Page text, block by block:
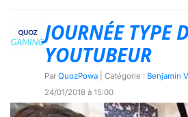
JOURNÉE TYPE
YOUTUBEUR
Par QuozPowa | Catégorie : Benjamin
24/01/2018 à 15:00